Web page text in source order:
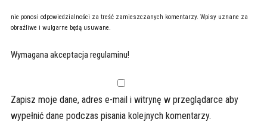
nie ponosi odpowiedzialności za treść zamieszczanych komentarzy. Wpisy uznane za
obraźliwe i wulgarne będą usuwane.
Wymagana akceptacja regulaminu!
Zapisz moje dane, adres e-mail i witrynę w przeglądarce aby
wypełnić dane podczas pisania kolejnych komentarzy.